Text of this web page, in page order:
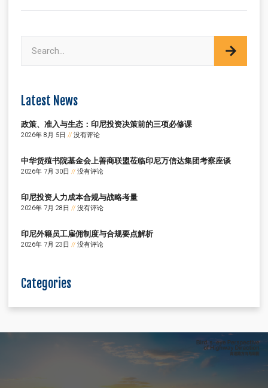
Latest News
政策、准入与生态：印尼投资决策前的三项必修课
2026年 8月 5日 没有评论
中华货殖书院基金会上善商联盟莅临印尼万信达集团考察座谈
2026年 7月 30日 没有评论
印尼投资人力成本合规与战略考量
2026年 7月 28日 没有评论
印尼外籍员工雇佣制度与合规要点解析
2026年 7月 23日 没有评论
Categories